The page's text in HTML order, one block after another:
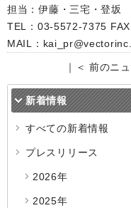
担当：伊藤・三宅・登坂
TEL：03-5572-7375
MAIL：
｜ ＜ 前のニ
新着情報
すべての新着情報
プレスリリース
2026年
2025年